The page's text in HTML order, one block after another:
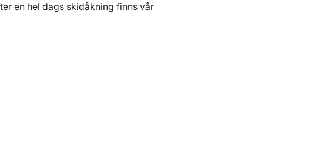
en hel dags skidåkning finns vår